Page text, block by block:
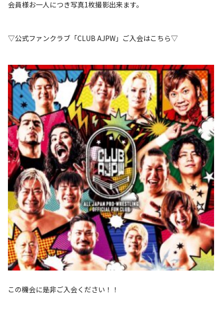
会員様お一人につき写真1枚撮影出来ます。
▽公式ファンクラブ「CLUB AJPW」ご入会はこちら▽
この機会に是非ご入会ください！！